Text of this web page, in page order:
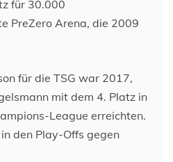
für 30.000
PreZero Arena, die 2009
für die TSG war 2017,
mit dem 4. Platz in
League erreichten.
den Play-Offs gegen